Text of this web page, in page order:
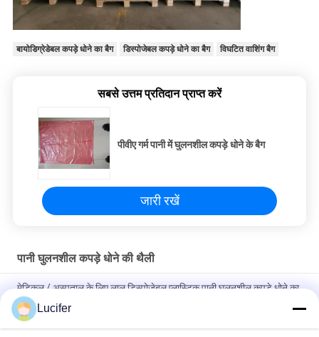
बायोडिग्रेडेबल कपड़े धोने का बैग डिस्पोजेबल कपड़े धोने का बैग विघटित वाशिंग बैग
सबसे उत्तम प्रतिदान प्राप्त करें
पीवीए गर्म पानी में घुलनशील कपड़े धोने के बैग
जारी रखें
पानी घुलनशील कपड़े धोने की थैली
मेडिकल / अस्पताल के लिए लाल डिस्पोजेबल प्लास्टिक पानी घुलनशील कपड़े धोने का
बैग
डिस्पोजेबल पीवीए पानी में घुलनशील लाँड्री बैग, अस्पताल में घुलनशील वाशिंग बैग
Lucifer